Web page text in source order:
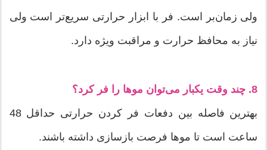
ولی زمان‌بر است. فر با ابزار حرارتی سریع‌تر است ولی
نیاز به محافظ حرارت و مراقبت ویژه دارد.
8. چند وقت یکبار می‌توان موها را فر کرد؟
بهترین فاصله بین دفعات فر کردن حرارتی حداقل 48
ساعت است تا موها فرصت بازسازی داشته باشند.